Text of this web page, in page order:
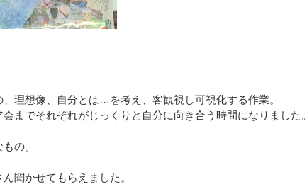
理想像、自分とは…を考え、客観視し可視化する作業。
までそれぞれがじっくりと自分に向き合う時間になりました。
の。
聞かせてもらえました。